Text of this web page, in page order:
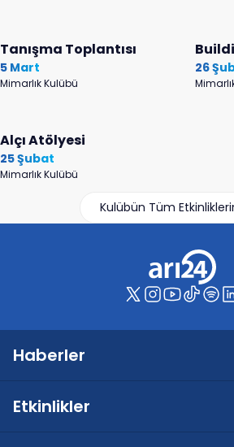
Tanışma Toplantısı
5 Mart
Mimarlık Kulübü
26
Alçı Atölyesi
25 Şubat
Mimarlık Kulübü
Kulübün Tüm
Haberler
Etkinlikler